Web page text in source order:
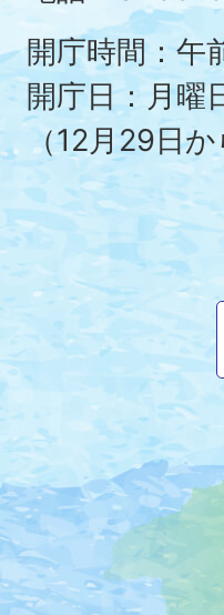
磯
町
の
位
置
開庁時間：午
開庁日：月曜
（12月29日